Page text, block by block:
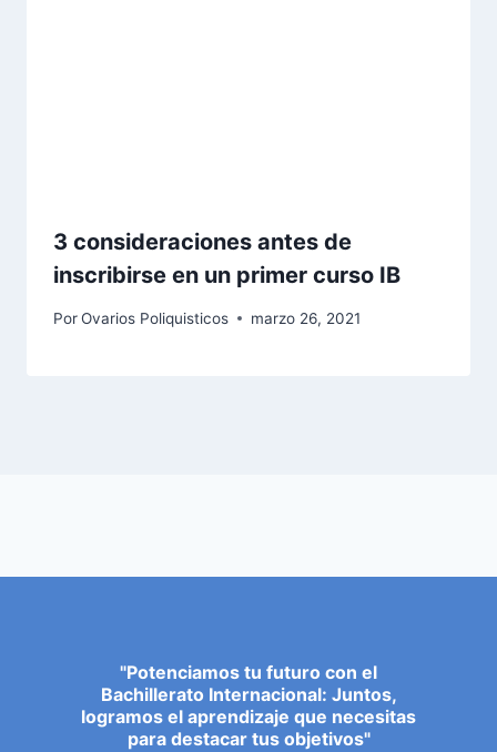
3 consideraciones antes de
inscribirse en un primer curso IB
PorOvarios Poliquisticos marzo 26, 2021
"Potenciamos tu futuro con el
Bachillerato Internacional: Juntos,
logramos el aprendizaje que necesitas
para destacar tus objetivos"